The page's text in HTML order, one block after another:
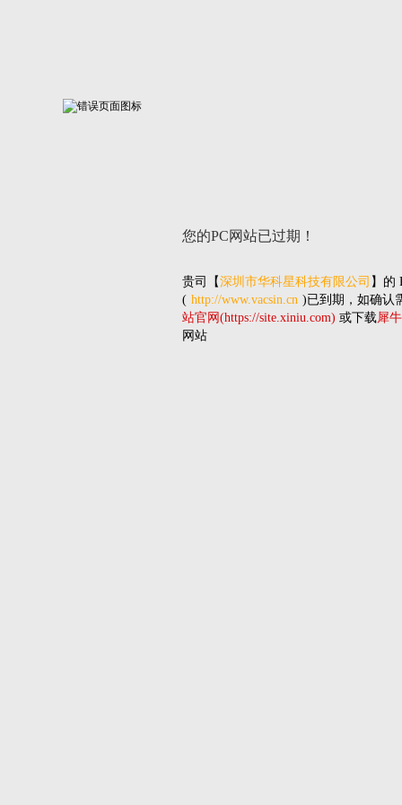
您的PC网站已过期！
贵司 【深圳市华科星科技有限公司 】的
( http://www.vacsin.cn )已到期，如确认
站官网(https://site.xiniu.com) 或下载犀
网站